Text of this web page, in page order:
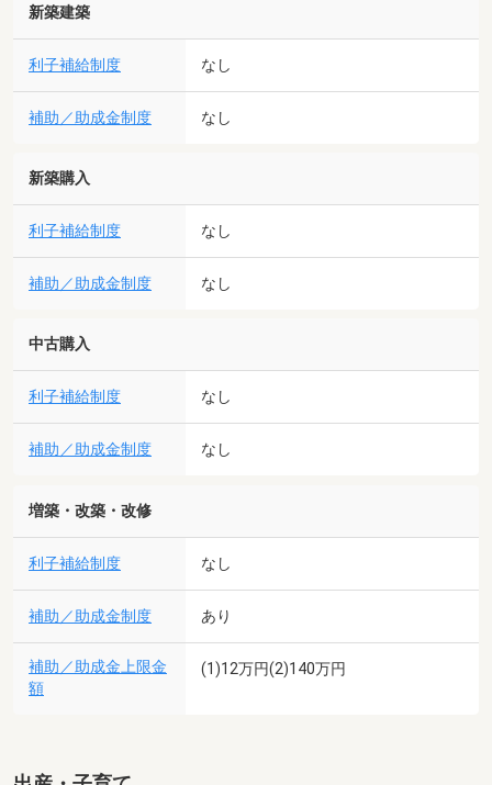
新築建築
利子補給制度 なし
補助／助成金制度 なし
新築購入
利子補給制度 なし
補助／助成金制度 なし
中古購入
利子補給制度 なし
補助／助成金制度 なし
増築・改築・改修
利子補給制度 なし
補助／助成金制度 あり
補助／助成金上限金
額
(1)12万円(2)140万円